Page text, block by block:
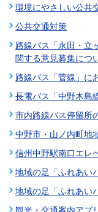
環境にやさしい公共
公共交通対策
路線バス「永田・立
関する意見募集につ
路線バス「菅線」に
長電バス「中野木島
市内路線バス停留所
中野市・山ノ内町地
信州中野駅南口エレ
地域の足「ふれあい
地域の足「ふれあい
観光・交通案内アプ